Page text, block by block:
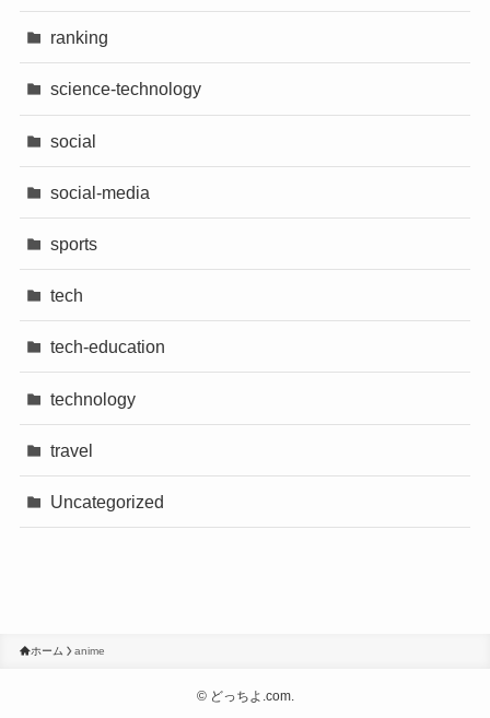
ranking
science-technology
social
social-media
sports
tech
tech-education
technology
travel
Uncategorized
ホーム anime
©どっちよ.com.